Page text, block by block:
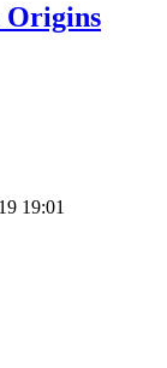
Origins
19:01